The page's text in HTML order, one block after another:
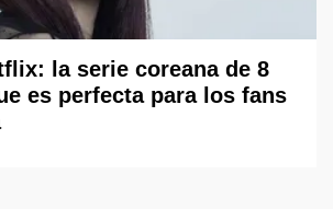
la serie coreana de 8
es perfecta para los fans